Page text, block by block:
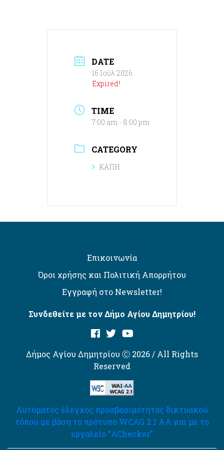
DATE
16 Ιούλ 2026
Expired!
TIME
7:00 am - 8:00 pm
CATEGORY
ΚΑΠΗ
Επικοινωνία
Όροι χρήσης και Πολιτική Απορρήτου
Εγγραφή στο Newsletter!
Συνδεθείτε με τον Δήμο Αγίου Δημητρίου!
Δήμος Αγίου Δημητρίου Ⓒ 2026 / All Rights
Reserved
Αυτόματος έλεγχος προσβασιμότητας δικτυακού
τόπου με βάση το πρότυπο WCAG 2.1 AA και με το
εργαλείο “AChecker”